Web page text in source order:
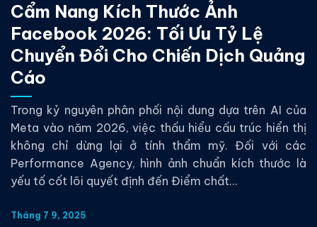
Cẩm Nang Kích Thước Ảnh
Facebook 2026: Tối Ưu Tỷ Lệ
Chuyển Đổi Cho Chiến Dịch Quảng
Cáo
Trong kỷ nguyên phân phối nội dung dựa trên AI của
Meta vào năm 2026, việc thấu hiểu cấu trúc hiển thị
không chỉ dừng lại ở tính thẩm mỹ. Đối với các
Performance Agency, hình ảnh chuẩn kích thước là
yếu tố cốt lõi quyết định đến Điểm chất...
Tháng 7 9, 2025